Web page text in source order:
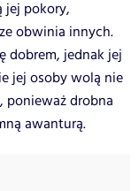
jej pokory,
obwinia innych.
dobrem, jednak jej
jej osoby wolą nie
ponieważ drobna
awanturą.